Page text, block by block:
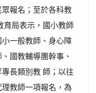
報名；至於各科教
育局表示，國小教師
一般教師、身心障
國教輔導團幹事、
長類別教 師；以往
教師一項報名，為